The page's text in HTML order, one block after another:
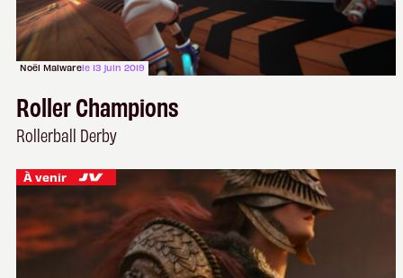
Noël Malwarele 13 juin 2019
Roller Champions
Rollerball Derby
À venir